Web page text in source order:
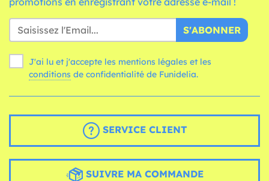
S'ABONNER
J'ai lu et j'accepte les mentions légales et les
conditions de confidentialité de Funidelia.
SERVICE CLIENT
SUIVRE MA COMMANDE